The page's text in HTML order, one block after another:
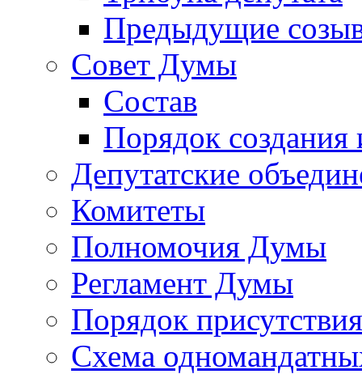
Предыдущие
Совет Думы
Состав
Порядок создания
Депутатские
Комитеты
Полномочия Думы
Регламент Думы
Порядок
Схема